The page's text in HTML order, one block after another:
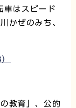
車はスピード
かぜのみち、
教育」、公的